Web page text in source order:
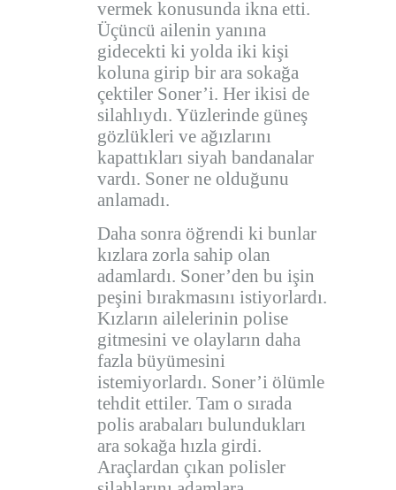
vermek konusunda ikna etti.
Üçüncü ailenin yanına
gidecekti ki yolda iki kişi
koluna girip bir ara sokağa
çektiler Soner’i. Her ikisi de
silahlıydı. Yüzlerinde güneş
gözlükleri ve ağızlarını
kapattıkları siyah bandanalar
vardı. Soner ne olduğunu
anlamadı.
Daha sonra öğrendi ki bunlar
kızlara zorla sahip olan
adamlardı. Soner’den bu işin
peşini bırakmasını istiyorlardı.
Kızların ailelerinin polise
gitmesini ve olayların daha
fazla büyümesini
istemiyorlardı. Soner’i ölümle
tehdit ettiler. Tam o sırada
polis arabaları bulundukları
ara sokağa hızla girdi.
Araçlardan çıkan polisler